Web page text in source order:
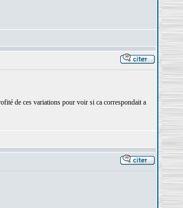
de ces variations pour voir si ca correspondait a